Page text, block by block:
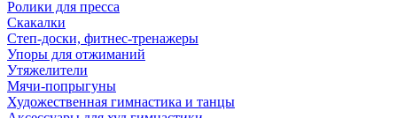
Ролики для пресса
Скакалки
Степ-доски, фитнес-тренажеры
Упоры для отжиманий
Утяжелители
Мячи-попрыгуны
Художественная гимнастика и танцы